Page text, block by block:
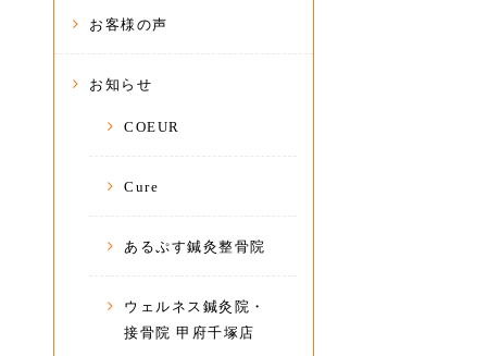
お客様の声
お知らせ
COEUR
Cure
あるぷす鍼灸整骨院
ウェルネス鍼灸院・
接骨院 甲府千塚店